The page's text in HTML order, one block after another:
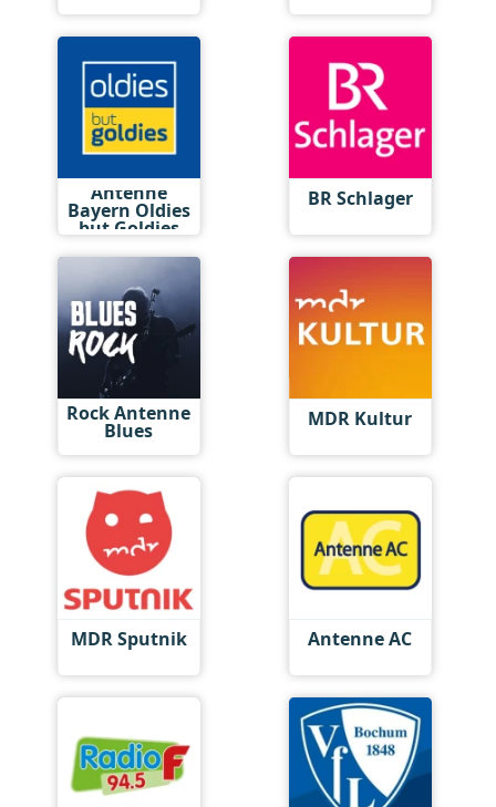
Antenne
Bayern Oldies
but Goldies
BR Schlager
Rock Antenne
Blues MDR Kultur
MDR Sputnik Antenne AC